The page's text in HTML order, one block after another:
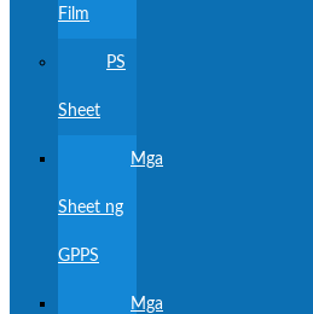
Film
PS
Sheet
Mga
Sheet ng
GPPS
Mga